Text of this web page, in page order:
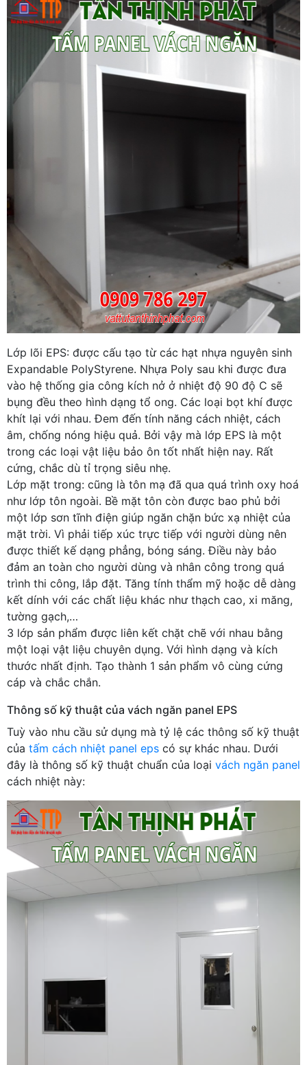
Lớp lõi EPS: được cấu tạo từ các hạt nhựa nguyên sinh
Expandable PolyStyrene. Nhựa Poly sau khi được đưa
vào hệ thống gia công kích nở ở nhiệt độ 90 độ C sẽ
bụng đều theo hình dạng tổ ong. Các loại bọt khí được
khít lại với nhau. Đem đến tính năng cách nhiệt, cách
âm, chống nóng hiệu quả. Bởi vậy mà lớp EPS là một
trong các loại vật liệu bảo ôn tốt nhất hiện nay. Rất
cứng, chắc dù tỉ trọng siêu nhẹ.
Lớp mặt trong: cũng là tôn mạ đã qua quá trình oxy hoá
như lớp tôn ngoài. Bề mặt tôn còn được bao phủ bởi
một lớp sơn tĩnh điện giúp ngăn chặn bức xạ nhiệt của
mặt trời. Vì phải tiếp xúc trực tiếp với người dùng nên
được thiết kế dạng phẳng, bóng sáng. Điều này bảo
đảm an toàn cho người dùng và nhân công trong quá
trình thi công, lắp đặt. Tăng tính thẩm mỹ hoặc dễ dàng
kết dính với các chất liệu khác như thạch cao, xi măng,
tường gạch,…
3 lớp sản phẩm được liên kết chặt chẽ với nhau bằng
một loại vật liệu chuyên dụng. Với hình dạng và kích
thước nhất định. Tạo thành 1 sản phẩm vô cùng cứng
cáp và chắc chắn.
Thông số kỹ thuật của vách ngăn panel EPS
Tuỳ vào nhu cầu sử dụng mà tỷ lệ các thông số kỹ thuật
của tấm cách nhiệt panel eps có sự khác nhau. Dưới
đây là thông số kỹ thuật chuẩn của loại vách ngăn panel
cách nhiệt này: